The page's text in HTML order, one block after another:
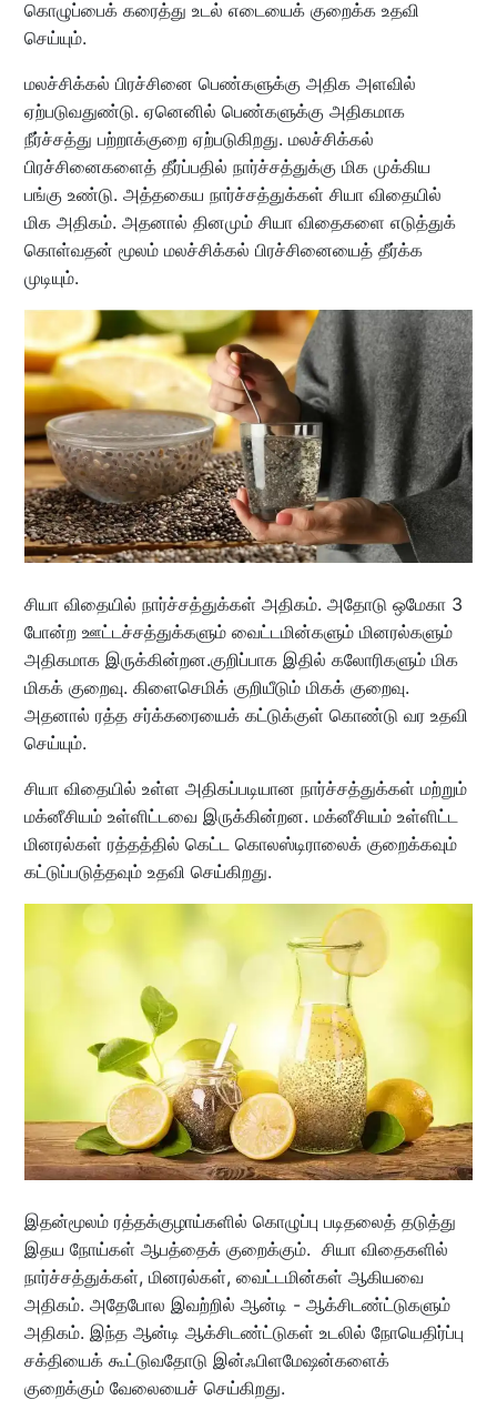
கொழுப்பைக் கரைத்து உடல் எடையைக் குறைக்க உதவி
செய்யும்.
மலச்சிக்கல் பிரச்சினை பெண்களுக்கு அதிக அளவில்
ஏற்படுவதுண்டு. ஏனெனில் பெண்களுக்கு அதிகமாக
நீர்ச்சத்து பற்றாக்குறை ஏற்படுகிறது. மலச்சிக்கல்
பிரச்சினைகளைத் தீர்ப்பதில் நார்ச்சத்துக்கு மிக முக்கிய
பங்கு உண்டு. அத்தகைய நார்ச்சத்துக்கள் சியா விதையில்
மிக அதிகம். அதனால் தினமும் சியா விதைகளை எடுத்துக்
கொள்வதன் மூலம் மலச்சிக்கல் பிரச்சினையைத் தீர்க்க
முடியும்.
சியா விதையில் நார்ச்சத்துக்கள் அதிகம். அதோடு ஒமேகா 3
போன்ற ஊட்டச்சத்துக்களும் வைட்டமின்களும் மினரல்களும்
அதிகமாக இருக்கின்றன.குறிப்பாக இதில் கலோரிகளும் மிக
மிகக் குறைவு. கிளைசெமிக் குறியீடும் மிகக் குறைவு.
அதனால் ரத்த சர்க்கரையைக் கட்டுக்குள் கொண்டு வர உதவி
செய்யும்.
சியா விதையில் உள்ள அதிகப்படியான நார்ச்சத்துக்கள் மற்றும்
மக்னீசியம் உள்ளிட்டவை இருக்கின்றன. மக்னீசியம் உள்ளிட்ட
மினரல்கள் ரத்தத்தில் கெட்ட கொலஸ்டிராலைக் குறைக்கவும்
கட்டுப்படுத்தவும் உதவி செய்கிறது.
இதன்மூலம் ரத்தக்குழாய்களில் கொழுப்பு படிதலைத் தடுத்து
இதய நோய்கள் ஆபத்தைக் குறைக்கும். சியா விதைகளில்
நார்ச்சத்துக்கள், மினரல்கள், வைட்டமின்கள் ஆகியவை
அதிகம். அதேபோல இவற்றில் ஆன்டி - ஆக்சிடண்ட்டுகளும்
அதிகம். இந்த ஆன்டி ஆக்சிடண்ட்டுகள் உடலில் நோயெதிர்ப்பு
சக்தியைக் கூட்டுவதோடு இன்ஃபிளமேஷன்களைக்
குறைக்கும் வேலையைச் செய்கிறது.